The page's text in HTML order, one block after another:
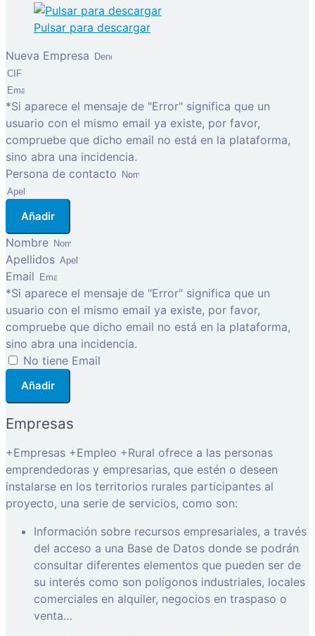
Pulsar para descargar
Nueva Empresa
*Si aparece el mensaje de "Error" significa que un
usuario con el mismo email ya existe, por favor,
compruebe que dicho email no está en la plataforma,
sino abra una incidencia.
Persona de contacto
Añadir
Nombre
Apellidos
Email
*Si aparece el mensaje de "Error" significa que un
usuario con el mismo email ya existe, por favor,
compruebe que dicho email no está en la plataforma,
sino abra una incidencia.
No tiene Email
Añadir
Empresas
+Empresas +Empleo +Rural ofrece a las personas
emprendedoras y empresarias, que estén o deseen
instalarse en los territorios rurales participantes al
proyecto, una serie de servicios, como son:
Información sobre recursos empresariales, a través
del acceso a una Base de Datos donde se podrán
consultar diferentes elementos que pueden ser de
su interés como son polígonos industriales, locales
comerciales en alquiler, negocios en traspaso o
venta…